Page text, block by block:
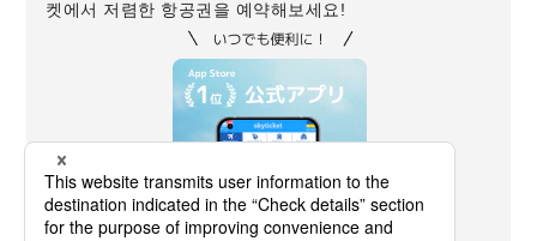
켓에서 저렴한 항공권을 예약해보세요!